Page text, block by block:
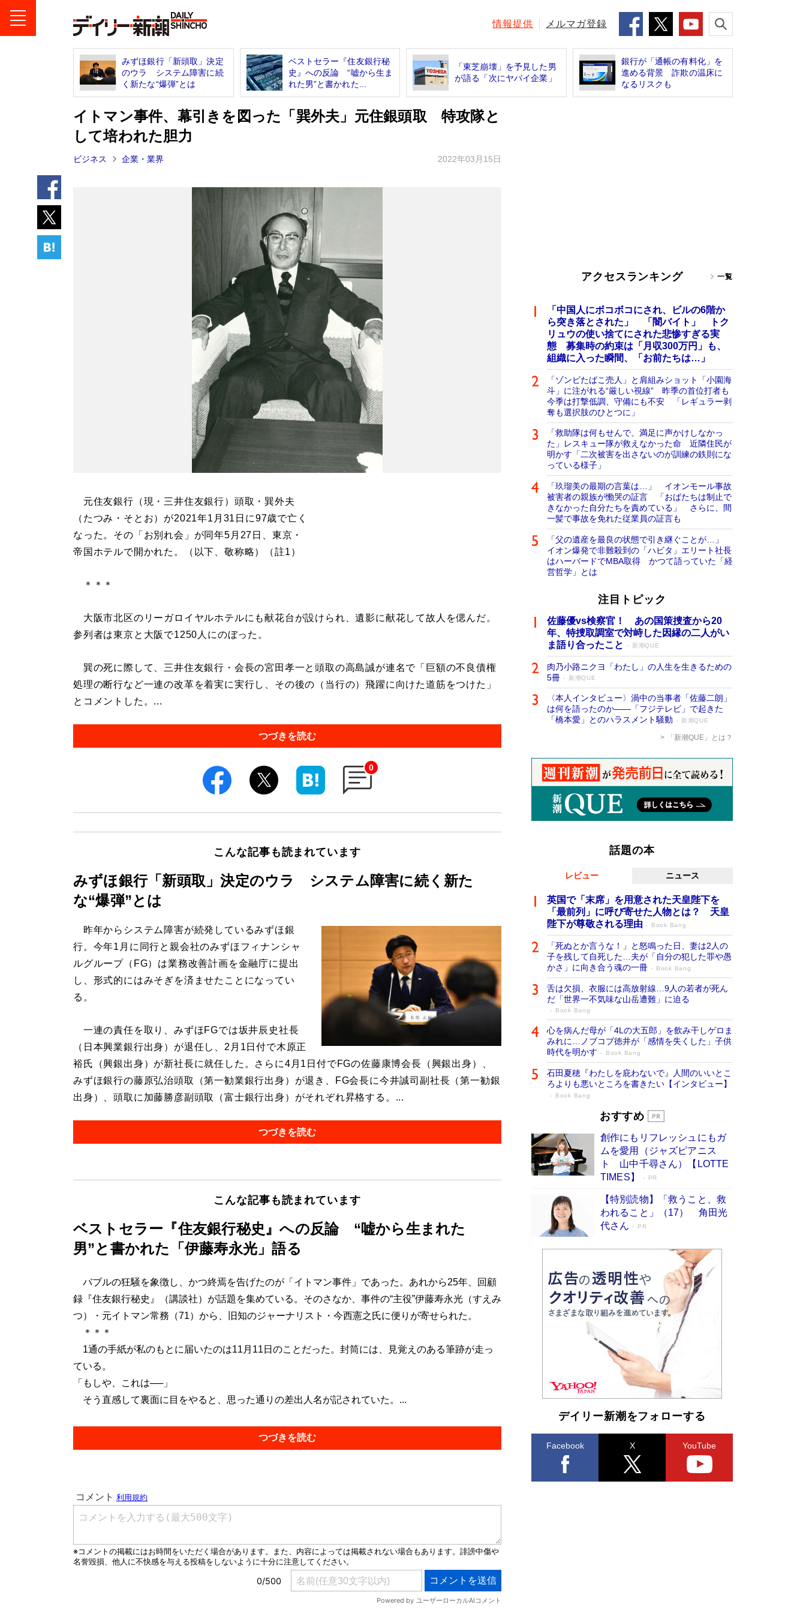
情報提供 メルマガ登録
みずほ銀行「新頭取」決定
のウラ システム障害に続
く新たな“爆弾”とは
ベストセラー『住友銀行秘
史』への反論 “嘘から生ま
れた男”と書かれた...
「東芝崩壊」を予見した男
が語る「次にヤバイ企業」
銀行が「通帳の有料化」を
進める背景 詐欺の温床に
なるリスクも
イトマン事件、幕引きを図った「巽外夫」元住銀頭取 特攻隊と
して培われた胆力
ビジネス 企業・業界 2022年03月15日
元住友銀行（現・三井住友銀行）頭取・巽外夫
（たつみ・そとお）が2021年1月31日に97歳で亡く
なった。その「お別れ会」が同年5月27日、東京・
帝国ホテルで開かれた。（以下、敬称略）（註1）
＊＊＊
大阪市北区のリーガロイヤルホテルにも献花台が設けられ、遺影に献花して故人を偲んだ。
参列者は東京と大阪で1250人にのぼった。
巽の死に際して、三井住友銀行・会長の宮田孝一と頭取の高島誠が連名で「巨額の不良債権
処理の断行など一連の改革を着実に実行し、その後の（当行の）飛躍に向けた道筋をつけた」
とコメントした。...
つづきを読む
0
こんな記事も読まれています
みずほ銀行「新頭取」決定のウラ システム障害に続く新た
な“爆弾”とは
昨年からシステム障害が続発しているみずほ銀
行。今年1月に同行と親会社のみずほフィナンシャ
ルグループ（FG）は業務改善計画を金融庁に提出
し、形式的にはみそぎを済ませたことになってい
る。
一連の責任を取り、みずほFGでは坂井辰史社長
（日本興業銀行出身）が退任し、2月1日付で木原正
裕氏（興銀出身）が新社長に就任した。さらに4月1日付でFGの佐藤康博会長（興銀出身）、
みずほ銀行の藤原弘治頭取（第一勧業銀行出身）が退き、FG会長に今井誠司副社長（第一勧銀
出身）、頭取に加藤勝彦副頭取（富士銀行出身）がそれぞれ昇格する。...
つづきを読む
こんな記事も読まれています
ベストセラー『住友銀行秘史』への反論 “嘘から生まれた
男”と書かれた「伊藤寿永光」語る
バブルの狂騒を象徴し、かつ終焉を告げたのが「イトマン事件」であった。あれから25年、回顧
録『住友銀行秘史』（講談社）が話題を集めている。そのさなか、事件の“主役”伊藤寿永光（すえみ
つ）・元イトマン常務（71）から、旧知のジャーナリスト・今西憲之氏に便りが寄せられた。
＊＊＊
1通の手紙が私のもとに届いたのは11月11日のことだった。封筒には、見覚えのある筆跡が走っ
ている。
「もしや、これは──」
そう直感して裏面に目をやると、思った通りの差出人名が記されていた。...
つづきを読む
アクセスランキング 一覧
「中国人にボコボコにされ、ビルの6階か
ら突き落とされた」 「闇バイト」 トク
リュウの使い捨てにされた悲惨すぎる実
態 募集時の約束は「月収300万円」も、
組織に入った瞬間、「お前たちは…」
「ゾンビたばこ売人」と肩組みショット「小園海
斗」に注がれる“厳しい視線” 昨季の首位打者も
今季は打撃低調、守備にも不安 「レギュラー剥
奪も選択肢のひとつに」
「救助隊は何もせんで、満足に声かけしなかっ
た」レスキュー隊が救えなかった命 近隣住民が
明かす「二次被害を出さないのが訓練の鉄則にな
っている様子」
「玖瑠美の最期の言葉は…」 イオンモール事故
被害者の親族が慟哭の証言 「おばたちは制止で
きなかった自分たちを責めている」 さらに、間
一髪で事故を免れた従業員の証言も
「父の遺産を最良の状態で引き継ぐことが…」
イオン爆発で非難殺到の「ハビタ」エリート社長
はハーバードでMBA取得 かつて語っていた「経
営哲学」とは
注目トピック
佐藤優vs検察官！ あの国策捜査から20
年、特捜取調室で対峙した因縁の二人がい
ま語り合ったこと
新潮QUE
肉乃小路ニクヨ「わたし」の人生を生きるための
5冊
新潮QUE
〈本人インタビュー〉渦中の当事者「佐藤二朗」
は何を語ったのか――「フジテレビ」で起きた
「橋本愛」とのハラスメント騒動
新潮QUE
「新潮QUE」とは？
話題の本
レビュー ニュース
英国で「末席」を用意された天皇陛下を
「最前列」に呼び寄せた人物とは？ 天皇
陛下が尊敬される理由
Book Bang
「死ぬとか言うな！」と怒鳴った日、妻は2人の
子を残して自死した…夫が「自分の犯した罪や愚
かさ」に向き合う魂の一冊
Book Bang
舌は欠損、衣服には高放射線…9人の若者が死ん
だ「世界一不気味な山岳遭難」に迫る
Book Bang
心を病んだ母が「4Lの大五郎」を飲み干しゲロま
みれに…ノブコブ徳井が「感情を失くした」子供
時代を明かす
Book Bang
石田夏穂『わたしを庇わないで』人間のいいとこ
ろよりも悪いところを書きたい【インタビュー】
Book Bang
73歳でも働くしかない 「老後レス時代」
「なんで？ そんな馬鹿な……」90歳になった作
家・阿刀田高さんが、ひとり暮らしの生活を明か
す
Book Bang
グに『容疑者Xの献身』『白夜行』など代表作が
並ぶ［文庫ベストセラー］
Book Bang
和田秀樹の70代、80代向け新書がベスト3を独
「『火垂るの墓』は、大嘘である」原作者が抱き
続けた“自責の念”とは…「自己憐憫は描きたくな
い」監督が徹底的にこだわったこと（後編） #
戦争の記憶
Book Bang
おすすめ
創作にもリフレッシュにもガ
ムを愛用（ジャズピアニス
ト 山中千尋さん）【LOTTE
TIMES】
PR
【特別読物】「救うこと、救
われること」（17） 角田光
代さん
PR
デイリー新潮をフォローする
Facebook X YouTube